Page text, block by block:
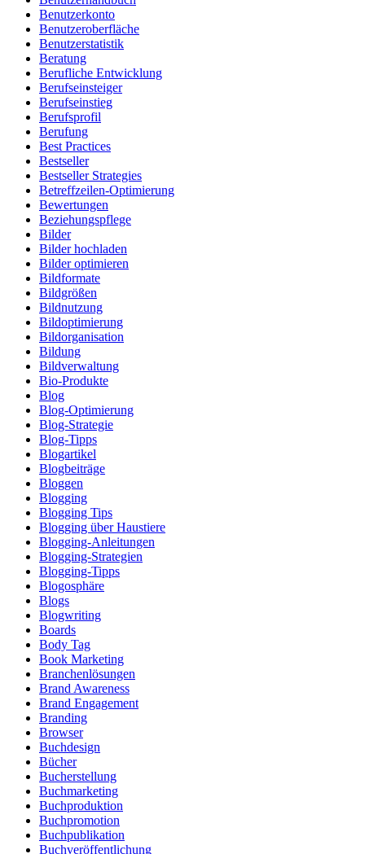
Benutzerkonto
Benutzeroberfläche
Benutzerstatistik
Beratung
Berufliche Entwicklung
Berufseinsteiger
Berufseinstieg
Berufsprofil
Berufung
Best Practices
Bestseller
Bestseller Strategies
Betreffzeilen-Optimierung
Bewertungen
Beziehungspflege
Bilder
Bilder hochladen
Bilder optimieren
Bildformate
Bildgrößen
Bildnutzung
Bildoptimierung
Bildorganisation
Bildung
Bildverwaltung
Bio-Produkte
Blog
Blog-Optimierung
Blog-Strategie
Blog-Tipps
Blogartikel
Blogbeiträge
Bloggen
Blogging
Blogging Tips
Blogging über Haustiere
Blogging-Anleitungen
Blogging-Strategien
Blogging-Tipps
Blogosphäre
Blogs
Blogwriting
Boards
Body Tag
Book Marketing
Branchenlösungen
Brand Awareness
Brand Engagement
Branding
Browser
Buchdesign
Bücher
Bucherstellung
Buchmarketing
Buchproduktion
Buchpromotion
Buchpublikation
Buchveröffentlichung